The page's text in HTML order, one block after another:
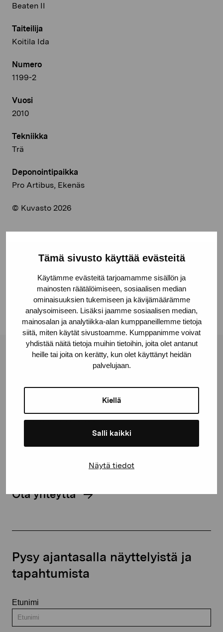
Tämä sivusto käyttää evästeitä
Käytämme evästeitä tarjoamamme sisällön ja
mainosten räätälöimiseen, sosiaalisen median
ominaisuuksien tukemiseen ja kävijämäärämme
analysoimiseen. Lisäksi jaamme sosiaalisen median,
mainosalan ja analytiikka-alan kumppaneillemme tietoja
siitä, miten käytät sivustoamme. Kumppanimme voivat
yhdistää näitä tietoja muihin tietoihin, joita olet antanut
heille tai joita on kerätty, kun olet käyttänyt heidän
palvelujaan.
Kiellä
Salli kaikki
Näytä tiedot
Beaten II
Taiteilija
Koitila Ida
Numero
1199-2
Vuosi
2010
Tekniikka
Trä
Deponointipaikka
Pro Artibus, Ekenäs
© Kuvasto 2026
Facebook
Linkedin
Pro Artibus -säätiö
proartibus@proartibus.fi
Ota yhteyttä
Pysy ajantasalla näyttelyistä ja
tapahtumista
Etunimi